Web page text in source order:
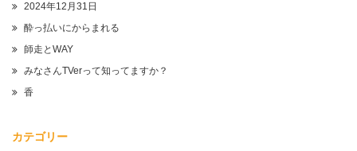
2024年12月31日
酔っ払いにからまれる
師走とWAY
みなさんTVerって知ってますか？
香
カテゴリー